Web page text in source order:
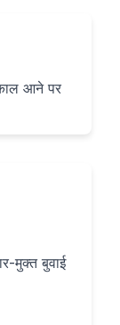
काल आने पर
मुक्त बुवाई